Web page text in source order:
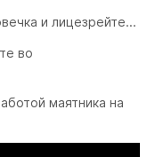
и лицезрейте...
во
маятника на